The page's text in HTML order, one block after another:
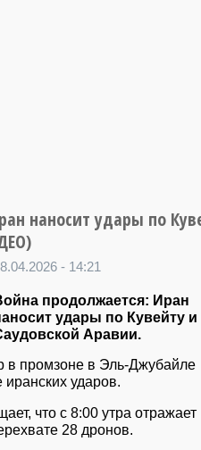
наносит удары по
- 14:21
продолжается: Иран
удары по Кувейту и
Аравии.
промзоне в Эль-Джубайле
ударов.
что с 8:00 утра отражает
28 дронов.